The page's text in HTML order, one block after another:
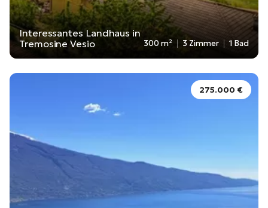
Interessantes Landhaus in
Tremosine Vesio
300 m² 3 Zimmer 1 Bad
275.000 €